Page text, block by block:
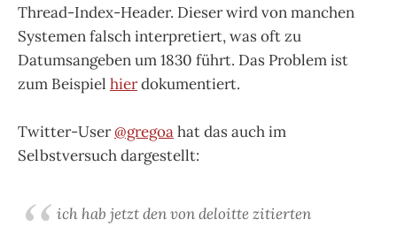
Thread-Index-Header. Dieser wird von manchen
Systemen falsch interpretiert, was oft zu
Datumsangeben um 1830 führt. Das Problem ist
zum Beispiel hierdokumentiert.
Twitter-User@gregoahat das auch im
Selbstversuch dargestellt:
ich hab jetzt den von deloitte zitierten